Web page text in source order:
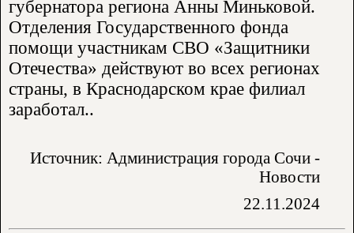
губернатора региона Анны Миньковой.
Отделения Государственного фонда
помощи участникам СВО «Защитники
Отечества» действуют во всех регионах
страны, в Краснодарском крае филиал
заработал..
Источник: Администрация города Сочи -
Новости
22.11.2024